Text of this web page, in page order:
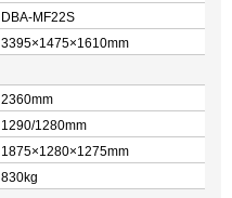
DBA-MF22S
3395×1475×1610mm
2360mm
1290/1280mm
1875×1280×1275mm
830kg